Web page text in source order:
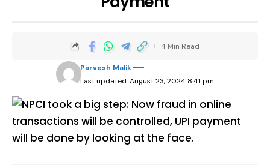
Last updated: August 23, 2024 8:41 pm
Parvesh Malik
4 Min Read